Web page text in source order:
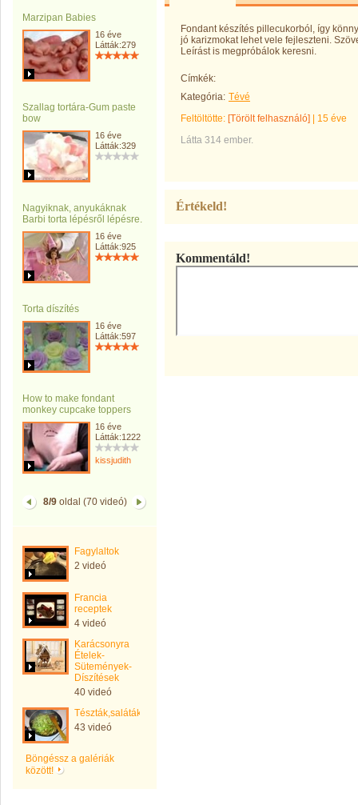
Marzipan Babies
16 éve
Látták:279
Szallag tortára-Gum paste
bow
16 éve
Látták:329
Nagyiknak, anyukáknak
Barbi torta lépésről lépésre.
16 éve
Látták:925
Torta díszítés
16 éve
Látták:597
How to make fondant
monkey cupcake toppers
16 éve
Látták:1222
kissjudith
8/9oldal (70 videó)
Fagylaltok
2 videó
Francia
receptek
4 videó
Karácsonyra
Ételek-
Sütemények-
Díszítések
40 videó
Tészták,saláták,kenyerek
43 videó
Böngéssz a galériák
között!
Fondant készítés pillecukorból, így
jó karizmokat lehet vele fejleszteni.
Leírást is megpróbálok keresni.
Címkék:
Kategória: Tévé
Feltöltötte: [Törölt felhasználó]
15 éve
Látta 314 ember.
Értékeld!
Kommentáld!